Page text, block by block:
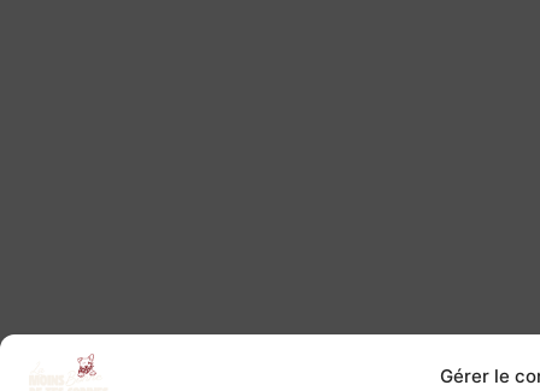
Gérer le